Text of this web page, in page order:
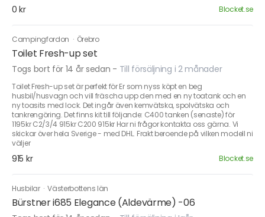
0 kr Blocket.se
Campingfordon · Örebro
Toilet Fresh-up set
Togs bort för 14 år sedan - Till försäljning i 2 månader
Toilet Fresh-up set är perfekt för Er som nyss köpt en beg
husbil/husvagn och vill fräscha upp den med en ny toatank och en
ny toasits med lock. Det ingår även kemvätska, spolvätska och
tankrengöring. Det finns kit till följande: C400 tanken (senaste) för
1195kr C2/3/4 915kr C200 915kr Har ni frågor kontakta oss gärna. Vi
skickar över hela Sverige - med DHL. Frakt beroende på vilken modell ni
väljer
915 kr Blocket.se
Husbilar ·Västerbottens län
Bürstner i685 Elegance (Aldevärme) -06